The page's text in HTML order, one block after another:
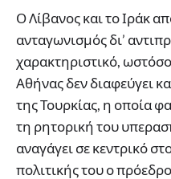
Ο Λίβανος και το Ιράκ
ανταγωνισμός δι’
χαρακτηριστικό,
Αθήνας δεν διαφεύγει
της Τουρκίας, η οποία
τη ρητορική του
αναγάγει σε κεντρικό
πολιτικής του ο